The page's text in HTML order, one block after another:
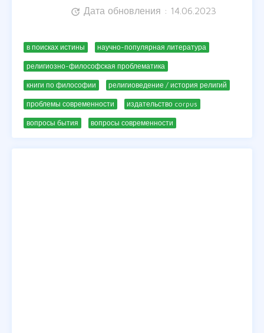
update Дата обновления : 14.06.2023
в поисках истины научно-популярная литература
религиозно-философская проблематика
книги по философии религиоведение / история религий
проблемы современности издательство corpus
вопросы бытия вопросы современности